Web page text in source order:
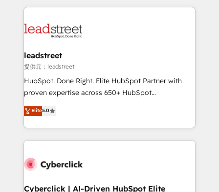
HubSpot projects for mid-market and enterprise
combine HubSpot, data, and AI to design connected
and technology for predictable, scalable revenue
growth. Our expertise spans RevOps, CRM and data
architecture, AI enablement, and strategic marketing,
delivered through our proprietary FLAIR framework
Partner and ISO 27001:2022 certified consultancy,
we blend strategy, creativity, and technology to help
leadstreet
提供元：leadstreet
HubSpot. Done Right. Elite HubSpot Partner with
proven expertise across 650+ HubSpot
implementations. With 12+ years of HubSpot
experience, we help you use the HubSpot platform
to its fullest capacity, improve your current HubSpot
website, or build your new one.
Elite5.0
Cyberclick | AI-Driven HubSpot Elite